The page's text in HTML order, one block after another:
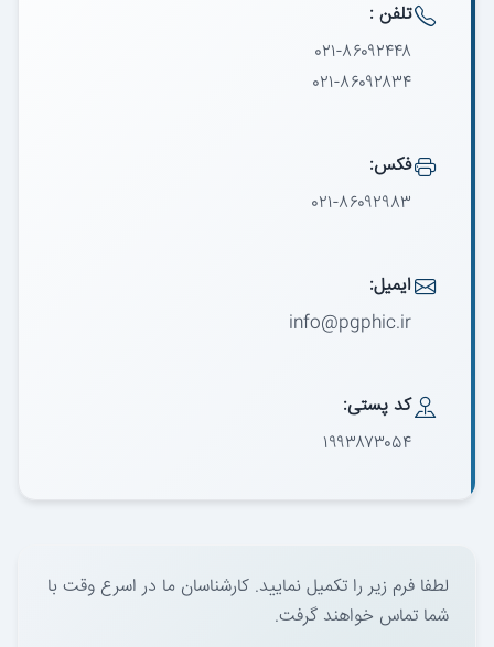
تلفن :
۰۲۱-۸۶۰۹۲۴۴۸
۰۲۱-۸۶۰۹۲۸۳۴
فکس:
۰۲۱-۸۶۰۹۲۹۸۳
ایمیل:
info@pgphic.ir
کد پستی:
۱۹۹۳۸۷۳۰۵۴
لطفا فرم زیر را تکمیل نمایید. کارشناسان ما در اسرع وقت با
شما تماس خواهند گرفت.